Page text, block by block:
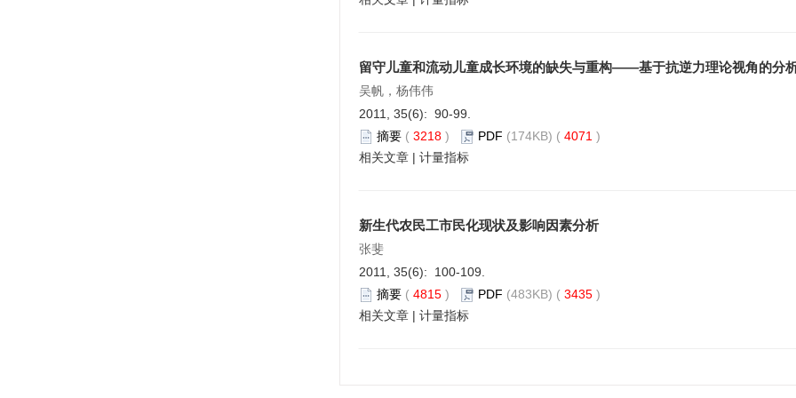
留守儿童和流动儿童成长环境的缺失与重构——基于抗逆力理论视角的分
吴帆，杨伟伟
2011, 35(6): 90-99.
摘要 ( 3218 ) PDF (174KB) ( 4071 )
相关文章 | 计量指标
新生代农民工市民化现状及影响因素分析
张斐
2011, 35(6): 100-109.
摘要 ( 4815 ) PDF (483KB) ( 3435 )
相关文章 | 计量指标